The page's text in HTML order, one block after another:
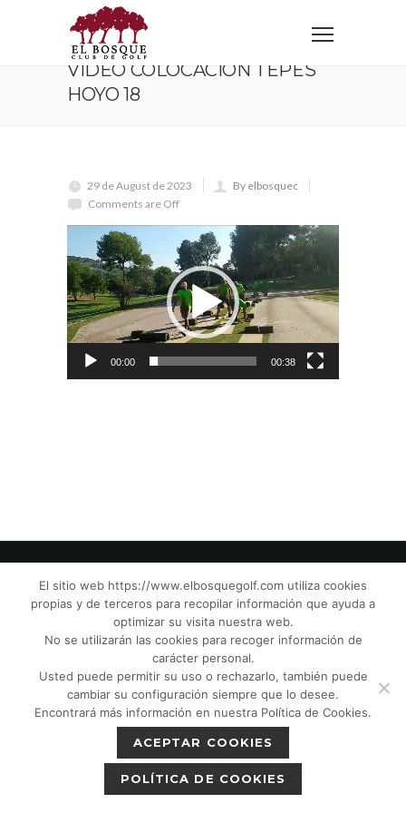
Home Video Colocacion Tepes Hoyo 18
VIDEO COLOCACION TEPES
HOYO 18
29 de August de 2023
By elbosquec
Comments are Off
Reproductor
de
vídeo
00:00 00:38
© El Bosque Club de Golf |Aviso Legal|
Política de Privacidad| Política de Cookies
Política de devoluciones|
Protección de Menores CPM”|
El sitio web https://www.elbosquegolf.com utiliza cookies
propias y de terceros para recopilar información que ayuda a
optimizar su visita nuestra web.
No se utilizarán las cookies para recoger información de
carácter personal.
Usted puede permitir su uso o rechazarlo, también puede
cambiar su configuración siempre que lo desee.
Encontrará más información en nuestra Política de Cookies.
ACEPTAR COOKIES
POLÍTICA DE COOKIES